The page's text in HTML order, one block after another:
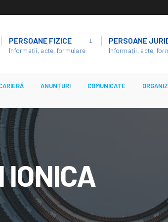
PERSOANE FIZICE
Informații, acte, formulare
PERSOANE
Informații, acte,
ANUNȚURI COMUNICATE
IONICA